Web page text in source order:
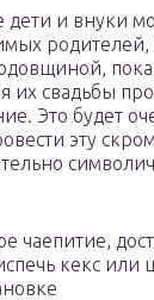
и внуки
родителей,
их свадьбы
Это будет
эту
чаепитие,
кекс или